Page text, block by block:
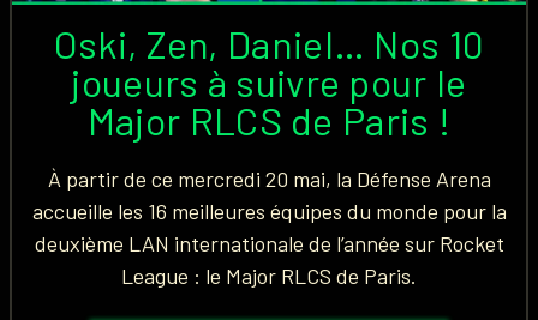
Oski, Zen, Daniel… Nos 10
joueurs à suivre pour le
Major RLCS de Paris !
À partir de ce mercredi 20 mai, la Défense Arena
accueille les 16 meilleures équipes du monde pour la
deuxième LAN internationale de l’année sur Rocket
League : le Major RLCS de Paris.